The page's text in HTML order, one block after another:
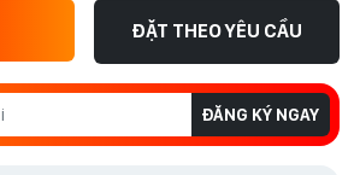
ĐẶT THEO YÊU CẦU
ĐĂNG KÝ NGAY